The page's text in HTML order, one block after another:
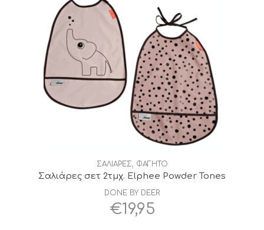
ΣΑΛΙΑΡΕΣ ΦΑΓΗΤΟ
Σαλιάρες σετ 2τμχ. Elphee Powder Tones
DONE BY DEER
€19,95